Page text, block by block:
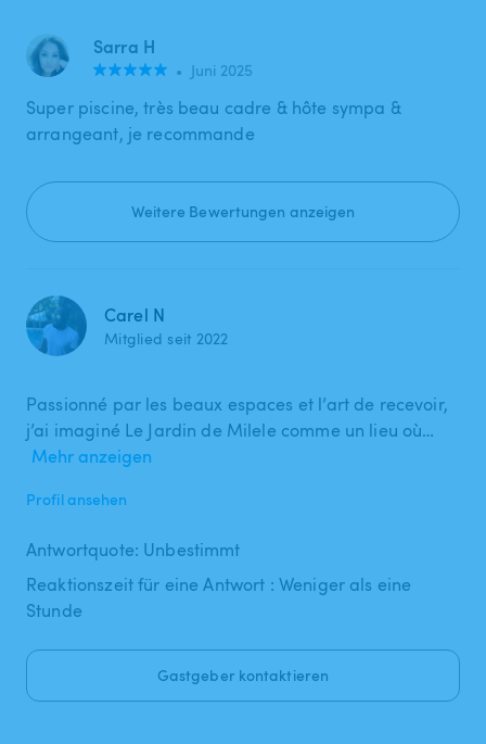
Sarra H
• Juni 2025
Super piscine, très beau cadre & hôte sympa &
arrangeant, je recommande
Weitere Bewertungen anzeigen
Carel N
Mitglied seit 2022
Passionné par les beaux espaces et l’art de recevoir,
j’ai imaginé Le Jardin de Milele comme un lieu où…
Mehr anzeigen
Profil ansehen
Antwortquote: Unbestimmt
Reaktionszeit für eine Antwort : Weniger als eine
Stunde
Gastgeber kontaktieren